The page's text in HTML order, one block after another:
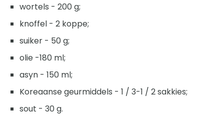
wortels - 200 g;
knoffel - 2 koppe;
suiker - 50 g;
olie -180 ml;
asyn - 150 ml;
Koreaanse geurmiddels - 1 / 3-1 / 2 sakkies;
sout - 30 g.